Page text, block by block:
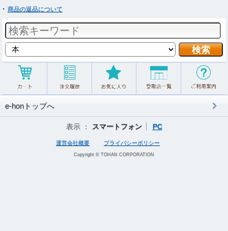
商品の返品について
e-honトップへ
表示 ： スマートフォン PC
運営会社概要 プライバシーポリシー
Copyright © TOHAN CORPORATION